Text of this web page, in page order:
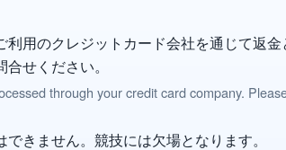
利用のクレジットカード会社を通じて返
せください。
through your credit card company.
きません。競技には欠場となります。